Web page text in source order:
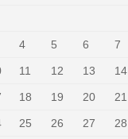
4 5 6 7
11 12 13 14
18 19 20 21
25 26 27 28